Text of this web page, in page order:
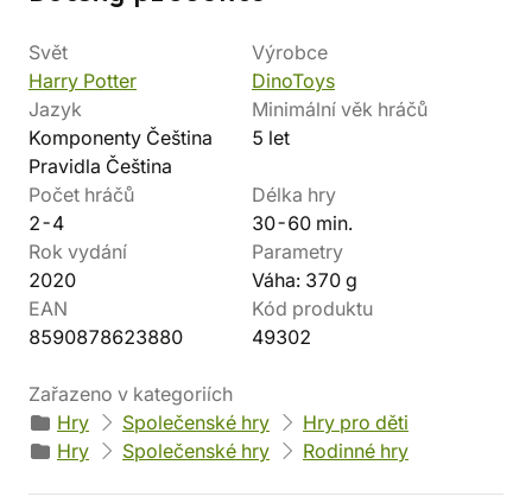
Svět
Harry Potter
Výrobce
DinoToys
Jazyk
Komponenty Čeština
Pravidla Čeština
Minimální věk hráčů
5 let
Počet hráčů
2-4
Délka hry
30-60 min.
Rok vydání
2020
Parametry
Váha: 370 g
EAN
8590878623880
Kód produktu
49302
Zařazeno v kategoriích
Hry
Společenské hry
Hry pro děti
Hry
Společenské hry Rodinné hry